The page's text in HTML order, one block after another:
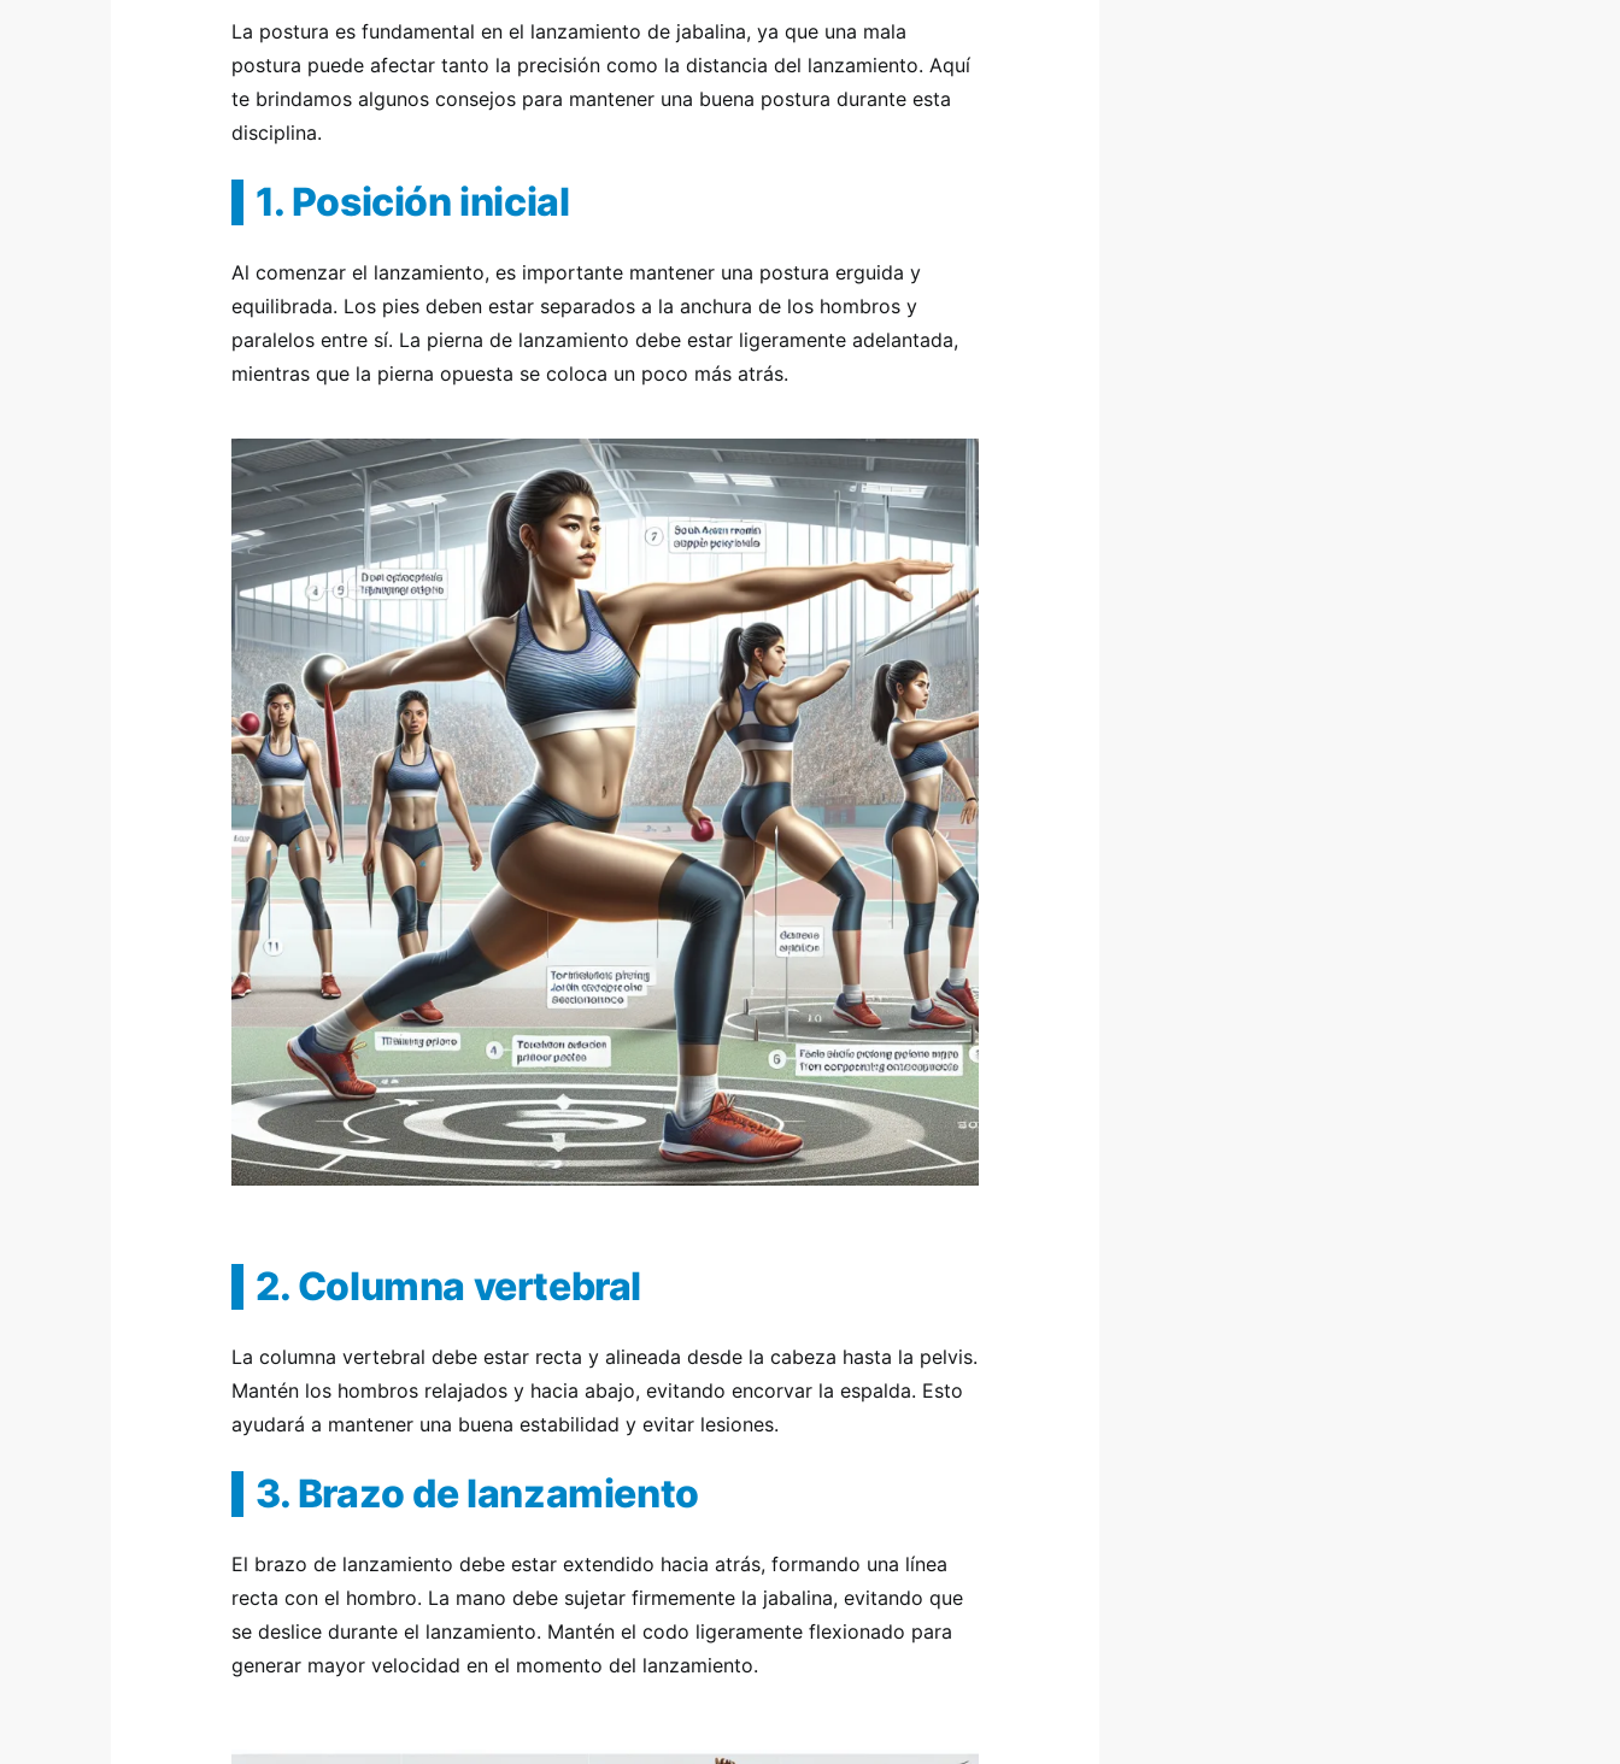
La postura es fundamental en el lanzamiento de jabalina, ya que una mala
postura puede afectar tanto la precisión como la distancia del lanzamiento. Aquí
te brindamos algunos consejos para mantener una buena postura durante esta
disciplina.
1. Posición inicial
Al comenzar el lanzamiento, es importante mantener una postura erguida y
equilibrada. Los pies deben estar separados a la anchura de los hombros y
paralelos entre sí. La pierna de lanzamiento debe estar ligeramente adelantada,
mientras que la pierna opuesta se coloca un poco más atrás.
2. Columna vertebral
La columna vertebral debe estar recta y alineada desde la cabeza hasta la pelvis.
Mantén los hombros relajados y hacia abajo, evitando encorvar la espalda. Esto
ayudará a mantener una buena estabilidad y evitar lesiones.
3. Brazo de lanzamiento
El brazo de lanzamiento debe estar extendido hacia atrás, formando una línea
recta con el hombro. La mano debe sujetar firmemente la jabalina, evitando que
se deslice durante el lanzamiento. Mantén el codo ligeramente flexionado para
generar mayor velocidad en el momento del lanzamiento.